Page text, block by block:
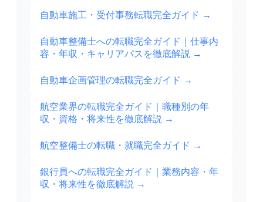
自動車施工・受付事務転職完全ガイド →
自動車整備士への転職完全ガイド｜仕事内
容・年収・キャリアパスを徹底解説 →
自動車企画管理の転職完全ガイド →
航空業界の転職完全ガイド｜職種別の年
収・資格・将来性を徹底解説 →
航空整備士の転職・就職完全ガイド →
銀行員への転職完全ガイド｜業務内容・年
収・将来性を徹底解説 →